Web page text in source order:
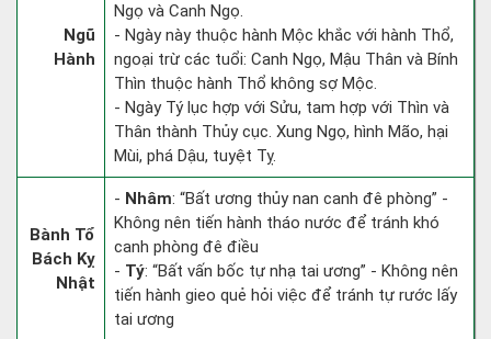
Ngũ
Hành
Ngọ và Canh Ngọ.
- Ngày này thuộc hành Mộc khắc với hành Thổ,
ngoại trừ các tuổi: Canh Ngọ, Mậu Thân và Bính
Thìn thuộc hành Thổ không sợ Mộc.
- Ngày Tý lục hợp với Sửu, tam hợp với Thìn và
Thân thành Thủy cục. Xung Ngọ, hình Mão, hại
Mùi, phá Dậu, tuyệt Tỵ.
Bành Tổ
Bách Kỵ
Nhật
- Nhâm: “Bất ương thủy nan canh đê phòng” -
Không nên tiến hành tháo nước để tránh khó
canh phòng đê điều
- Tý: “Bất vấn bốc tự nhạ tai ương” - Không nên
tiến hành gieo quẻ hỏi việc để tránh tự rước lấy
tai ương